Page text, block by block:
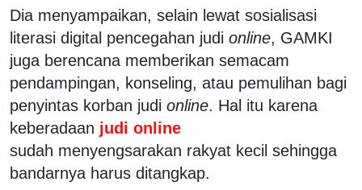
Dia menyampaikan, selain lewat sosialisasi
literasi digital pencegahan judi online, GAMKI
juga berencana memberikan semacam
pendampingan, konseling, atau pemulihan bagi
penyintas korban judi online. Hal itu karena
keberadaan judi online
sudah menyengsarakan rakyat kecil sehingga
bandarnya harus ditangkap.